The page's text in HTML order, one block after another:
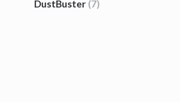
DustBuster (7)